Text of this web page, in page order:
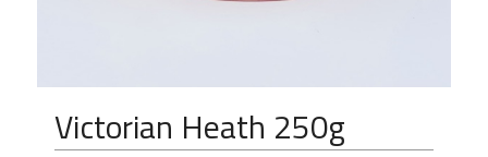
Victorian Heath 250g